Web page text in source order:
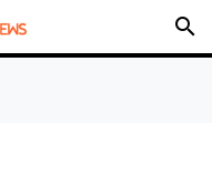
search